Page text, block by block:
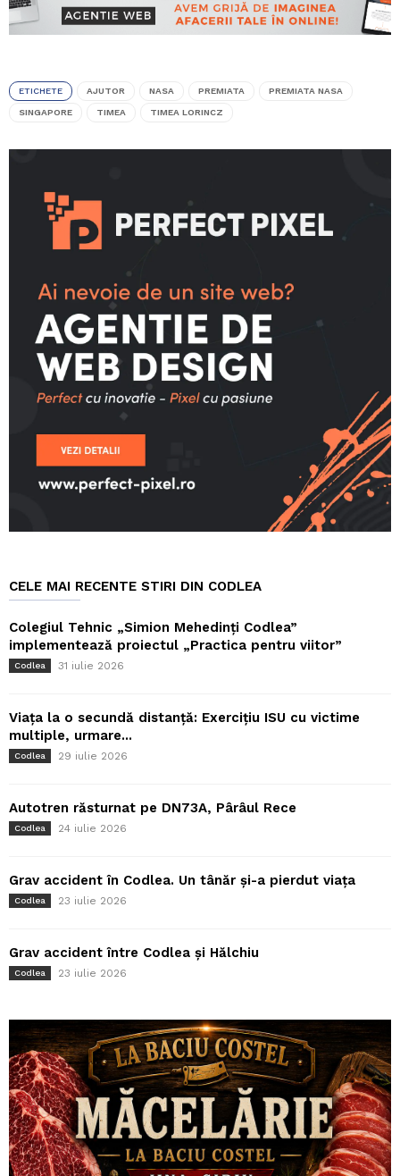
ETICHETE AJUTOR NASA PREMIATA PREMIATA NASA
SINGAPORE TIMEA TIMEA LORINCZ
CELE MAI RECENTE STIRI DIN CODLEA
Colegiul Tehnic „Simion Mehedinți Codlea”
implementează proiectul „Practica pentru viitor”
Codlea 31 iulie 2026
Viața la o secundă distanță: Exercițiu ISU cu victime
multiple, urmare...
Codlea 29 iulie 2026
Autotren răsturnat pe DN73A, Pârâul Rece
Codlea 24 iulie 2026
Grav accident în Codlea. Un tânăr și-a pierdut viața
Codlea 23 iulie 2026
Grav accident între Codlea și Hălchiu
Codlea 23 iulie 2026